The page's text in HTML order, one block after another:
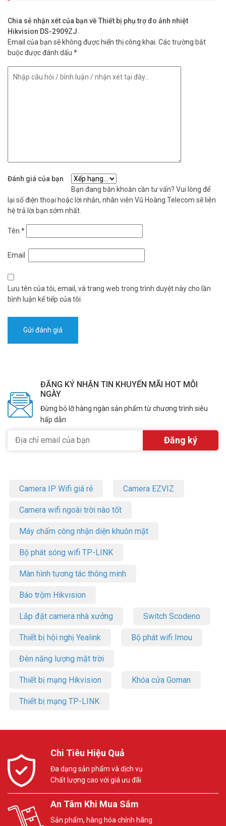
Tham khảo các kênh thông tin khác:
– Facebook:
https://www.facebook.com/vuhoangtelecom/
– Youtube:
https://www.youtube.com/c/VuhoangTVChannel
https://vuhoangtelecom.vn/
Chia sẻ nhận xét của bạn về Thiết bị phụ trợ đo ảnh nhiệt
Hikvision DS-2909ZJ
Email của bạn sẽ không được hiển thị công khai. Các trường bắt
buộc được đánh dấu *
Đánh giá của bạn
Bạn đang băn khoăn cần tư vấn? Vui lòng để
lại số điện thoại hoặc lời nhắn, nhân viên Vũ Hoàng Telecom sẽ liên
hệ trả lời bạn sớm nhất.
Tên *
Email
Lưu tên của tôi, email, và trang web trong trình duyệt này cho lần
bình luận kế tiếp của tôi.
ĐĂNG KÝ NHẬN TIN KHUYẾN MÃI HOT MỖI
NGÀY
Đừng bỏ lỡ hàng ngàn sản phẩm từ chương trình siêu
hấp dẫn
Camera IP Wifi giá rẻ Camera EZVIZ
Camera wifi ngoài trời nào tốt
Máy chấm công nhận diện khuôn mặt
Bộ phát sóng wifi TP-LINK
Màn hình tương tác thông minh
Báo trộm Hikvision
Lắp đặt camera nhà xưởng Switch Scodeno
Thiết bị hội nghị Yealink Bộ phát wifi Imou
Đèn năng lượng mặt trời
Thiết bị mạng Hikvision Khóa cửa Goman
Thiết bị mạng TP-LINK
Chi Tiêu Hiệu Quả
Đa dạng sản phẩm và dịch vụ
Chất lượng cao với giá ưu đãi
An Tâm Khi Mua Sắm
Sản phẩm, hàng hóa chính hãng